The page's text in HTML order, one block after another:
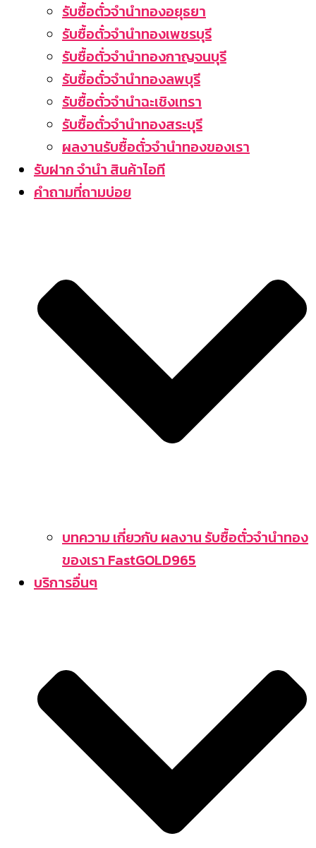
รับซื้อตั๋วจำนำทองอยุธยา
รับซื้อตั๋วจำนำทองเพชรบุรี
รับซื้อตั่วจำนำทองกาญจนบุรี
รับซื้อตั๋วจำนำทองลพบุรี
รับซื้อตั๋วจำนำฉะเชิงเทรา
รับซื้อตั๋วจำนำทองสระบุรี
ผลงานรับซื้อตั๋วจำนำทองของเรา
รับฝาก จำนำ สินค้าไอที
คำถามที่ถามบ่อย
บทความ เกี่ยวกับ ผลงาน รับซื้อตั๋วจำนำทอง
ของเรา FastGOLD965
บริการอื่นๆ